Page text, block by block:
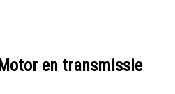
Motor en transmissie